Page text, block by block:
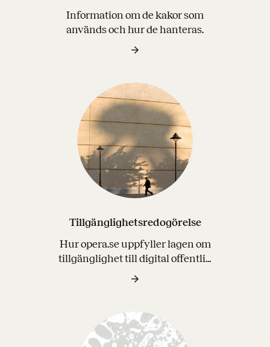
Information om de kakor som
används och hur de hanteras.
Tillgänglighetsredogörelse
Hur opera.se uppfyller lagen om
tillgänglighet till digital offentlig
service.